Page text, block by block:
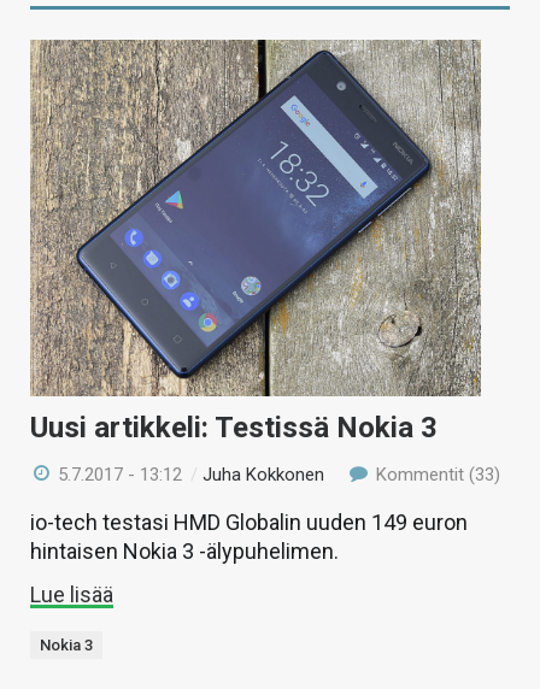
Uusi artikkeli: Testissä Nokia 3
5.7.2017 - 13:12 /Juha Kokkonen Kommentit (33)
io-tech testasi HMD Globalin uuden 149 euron
hintaisen Nokia 3 -älypuhelimen.
Lue lisää
Nokia 3